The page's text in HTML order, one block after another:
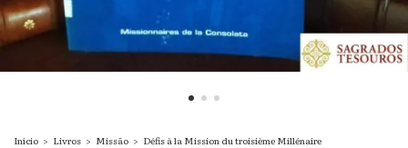
Início > Livros > Missão > Défis à la Mission du troisième Millénaire